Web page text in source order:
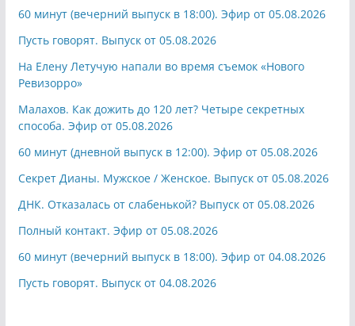
60 минут (вечерний выпуск в 18:00). Эфир от 05.08.2026
Пусть говорят. Выпуск от 05.08.2026
На Елену Летучую напали во время съемок «Нового
Ревизорро»
Малахов. Как дожить до 120 лет? Четыре секретных
способа. Эфир от 05.08.2026
60 минут (дневной выпуск в 12:00). Эфир от 05.08.2026
Секрет Дианы. Мужское / Женское. Выпуск от 05.08.2026
ДНК. Отказалась от слабенькой? Выпуск от 05.08.2026
Полный контакт. Эфир от 05.08.2026
60 минут (вечерний выпуск в 18:00). Эфир от 04.08.2026
Пусть говорят. Выпуск от 04.08.2026